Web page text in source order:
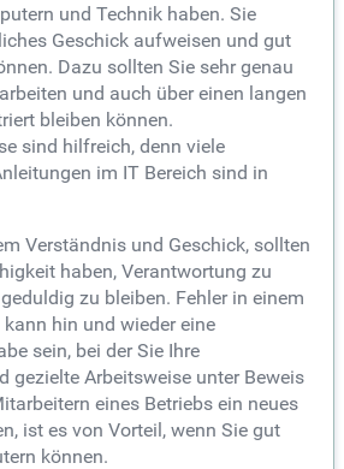
und Technik haben. Sie
Geschick aufweisen und gut
Dazu sollten Sie sehr genau
und auch über einen langen
bleiben können.
sind hilfreich, denn viele
im IT Bereich sind in
Verständnis und Geschick, sollten
haben, Verantwortung zu
zu bleiben. Fehler in einem
hin und wieder eine
sein, bei der Sie Ihre
gezielte Arbeitsweise unter Beweis
eines Betriebs ein neues
ist es von Vorteil, wenn Sie gut
können.